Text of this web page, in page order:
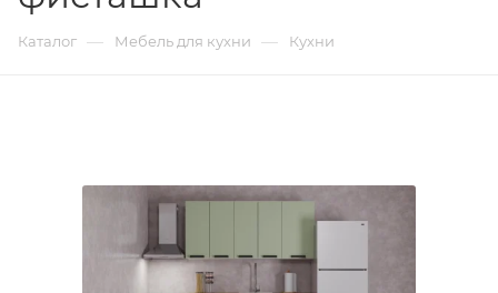
Каталог — Мебель для кухни — Кухни